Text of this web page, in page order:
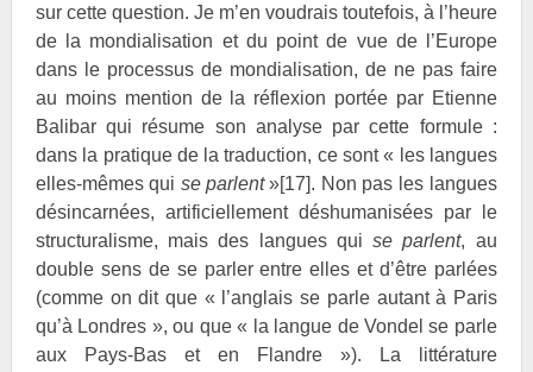
sur cette question. Je m’en voudrais toutefois, à l’heure
de la mondialisation et du point de vue de l’Europe
dans le processus de mondialisation, de ne pas faire
au moins mention de la réflexion portée par Etienne
Balibar qui résume son analyse par cette formule :
dans la pratique de la traduction, ce sont « les langues
elles-mêmes qui se parlent»[17]. Non pas les langues
désincarnées, artificiellement déshumanisées par le
structuralisme, mais des langues qui se parlent, au
double sens de se parler entre elles et d’être parlées
(comme on dit que « l’anglais se parle autant à Paris
qu’à Londres », ou que « la langue de Vondel se parle
aux Pays-Bas et en Flandre »). La littérature